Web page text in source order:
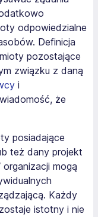
odpowiedzialne
Definicja
pozostające
związku z daną
i
że
posiadające
też dany projekt
mogą
Każdy
istotny i nie